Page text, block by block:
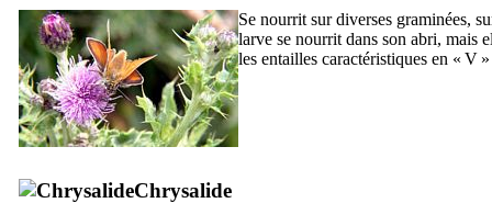
Se nourrit sur diverses graminées,
larve se nourrit dans son abri, mais
les entailles caractéristiques en « V
Chrysalide